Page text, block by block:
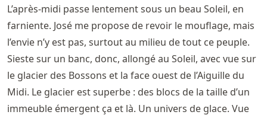
L’après-midi passe lentement sous un beau Soleil, en
farniente. José me propose de revoir le mouflage, mais
l’envie n’y est pas, surtout au milieu de tout ce peuple.
Sieste sur un banc, donc, allongé au Soleil, avec vue sur
le glacier des Bossons et la face ouest de l’Aiguille du
Midi. Le glacier est superbe : des blocs de la taille d’un
immeuble émergent ça et là. Un univers de glace. Vue